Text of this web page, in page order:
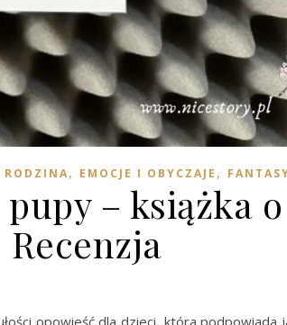
, EMOCJE I OBYCZAJE ,
– książka o
opowieść dla dzieci, która podpowiada